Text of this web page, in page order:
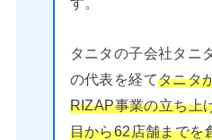
タニタの子会社タニ
の代表を経てタニタ
RIZAP事業の立ち上
目から62店舗までを